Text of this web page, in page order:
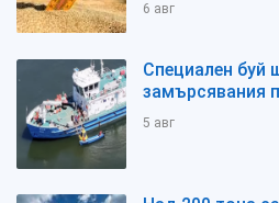
6 авг
Специален буй
замърсявания
5 авг